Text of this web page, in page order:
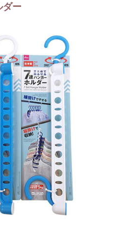
ー